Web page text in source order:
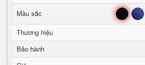
Mầu sắc
Đen Xanh
Thương hiệu
Bảo hành